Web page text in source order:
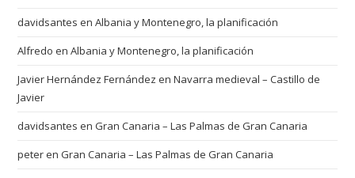
davidsantes enAlbania y Montenegro, la planificación
Alfredo enAlbania y Montenegro, la planificación
Javier Hernández Fernández enNavarra medieval – Castillo de
Javier
davidsantes enGran Canaria – Las Palmas de Gran Canaria
peterenGran Canaria – Las Palmas de Gran Canaria